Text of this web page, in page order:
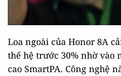
Loa ngoài của Honor 8A
thế hệ trước 30% nhờ vào
cao SmartPA. Công nghệ